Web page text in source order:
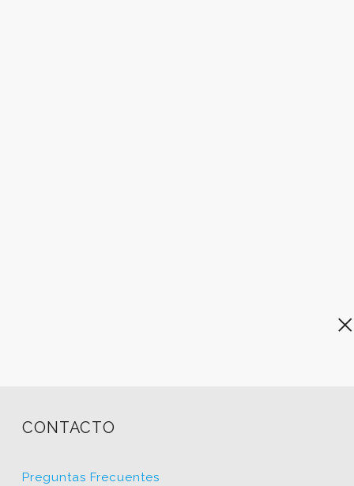
CONTACTO
Preguntas Frecuentes